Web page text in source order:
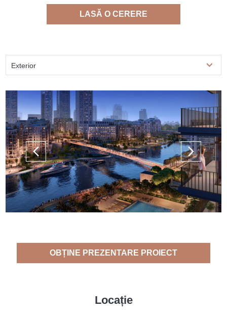
LASĂ O CERERE
Exterior
OBȚINE PREZENTARE PROIECT
Locație